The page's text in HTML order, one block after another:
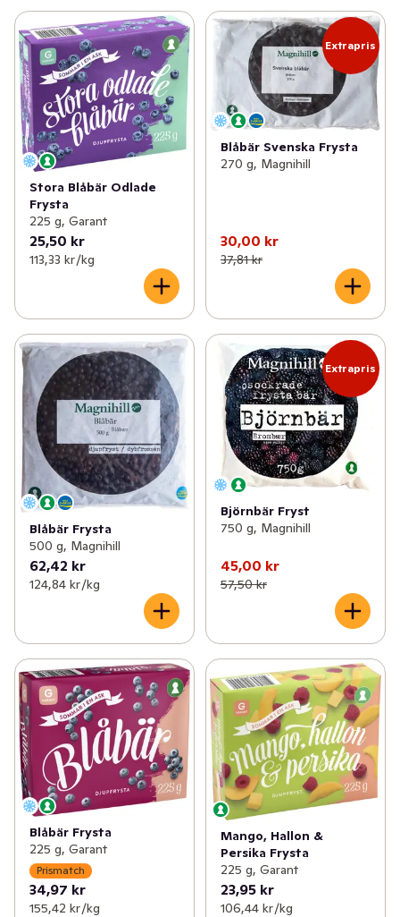
Stora Blåbär Odlade
Frysta
225 g, Garant
25,50 kr
113,33 kr /kg
Extrapris
Blåbär Svenska Frysta
270 g, Magnihill
30,00 kr
37,81 kr
Blåbär Frysta
500 g, Magnihill
62,42 kr
124,84 kr /kg
Extrapris
Björnbär Fryst
750 g, Magnihill
45,00 kr
57,50 kr
Blåbär Frysta
225 g, Garant
Prismatch
34,97 kr
155,42 kr /kg
Mango, Hallon &
Persika Frysta
225 g, Garant
23,95 kr
106,44 kr /kg